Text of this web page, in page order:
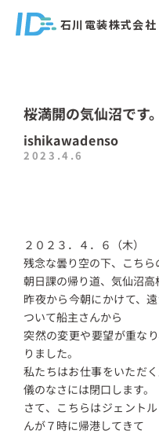
石川電装株式会社
桜満開の気仙沼です
ishikawadenso
2023.4.6
２０２３．４．６（木）
残念な曇り空の下、こちら
朝日課の帰り道、気仙沼高
昨夜から今朝にかけて、
ついて船主さんから
突然の変更や要望が重な
りました。
私たちはお仕事をいただ
儀のなさには閉口します。
さて、こちらはジェント
んが７時に帰港してきて